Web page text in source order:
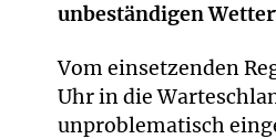
unbeständigen
Vom einsetzenden
Uhr in die
unproblematisch